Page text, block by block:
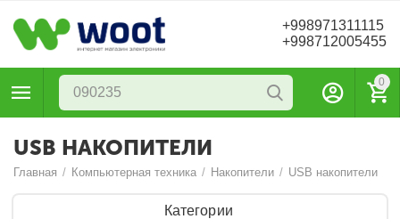
+998971311115
+998712005455
0
USB НАКОПИТЕЛИ
Главная / Компьютерная техника / Накопители / USB накопители
Категории